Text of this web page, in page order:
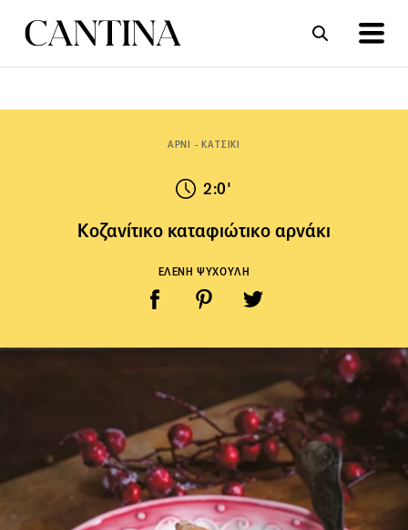
ΑΡΝΙ - ΚΑΤΣΙΚΙ
2:0'
Κοζανίτικο καταφιώτικο αρνάκι
ΕΛΕΝΗ ΨΥΧΟΥΛΗ